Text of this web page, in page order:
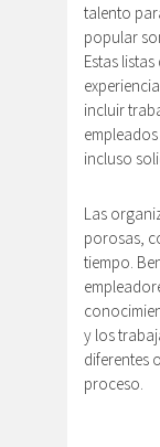
talento
popular
Estas
incluir
incluso
Las
porosas,
tiempo.
y los
diferentes
proceso.